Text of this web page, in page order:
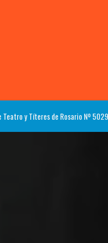
Teatro y Títeres de Rosario Nº